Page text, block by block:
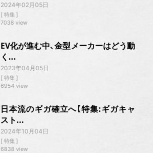
2024年02月05日
特集
7038 view
EV化が進む中、金型メーカーはどう動
く...
2023年04月05日
特集
6954 view
日本流のギガ確立へ【特集:ギガキャ
スト...
2024年10月04日
特集
6838 view